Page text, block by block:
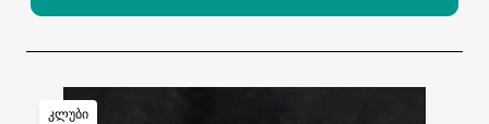
კლუბი